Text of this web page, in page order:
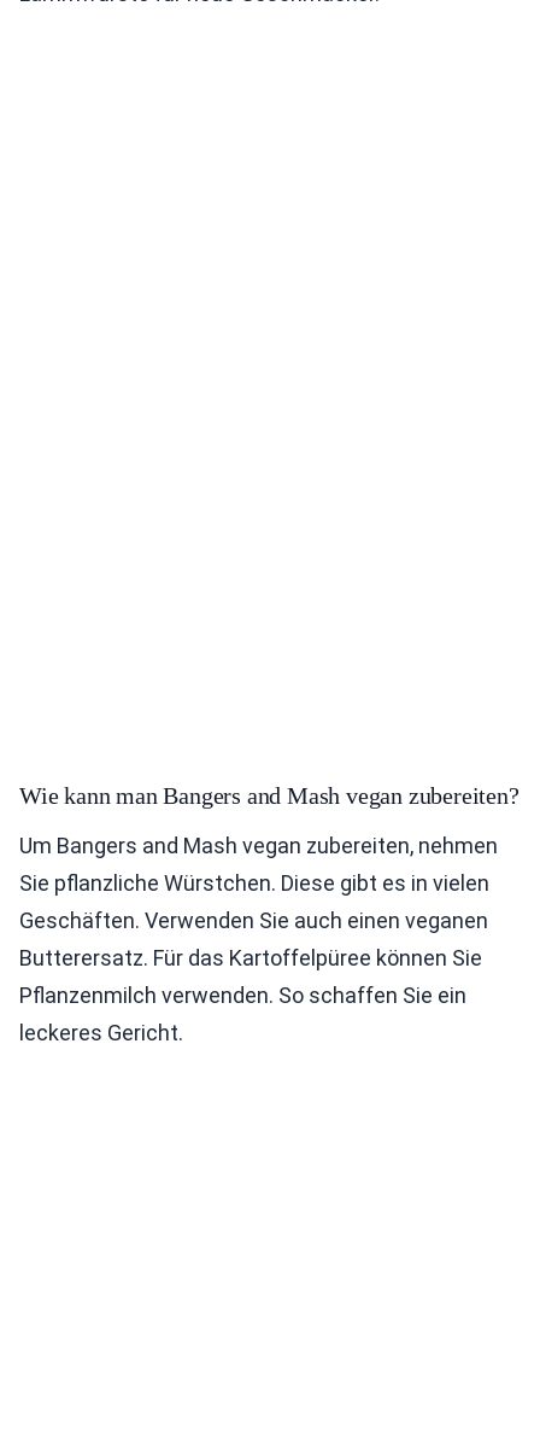
Wie kann man Bangers and Mash vegan zubereiten?
Um Bangers and Mash vegan zubereiten, nehmen
Sie pflanzliche Würstchen. Diese gibt es in vielen
Geschäften. Verwenden Sie auch einen veganen
Butterersatz. Für das Kartoffelpüree können Sie
Pflanzenmilch verwenden. So schaffen Sie ein
leckeres Gericht.